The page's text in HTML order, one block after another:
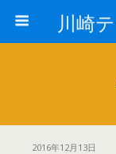
2016年12月13日